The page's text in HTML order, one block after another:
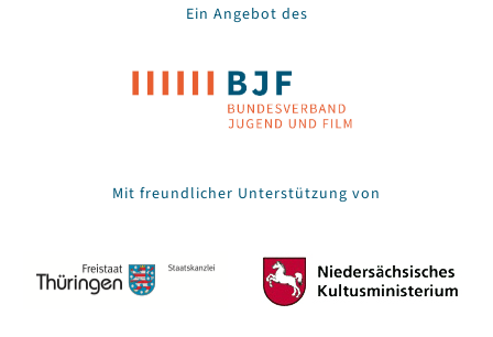
Ein Angebot des
Mit freundlicher Unterstützung von